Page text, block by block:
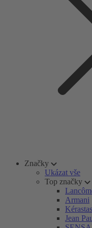
Značky
Ukázat vše
Top značky
Armani
Jean